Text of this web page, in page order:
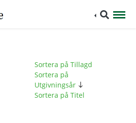
Sortera på Tillagd
Sortera på
Utgivningsår
Sortera på Titel